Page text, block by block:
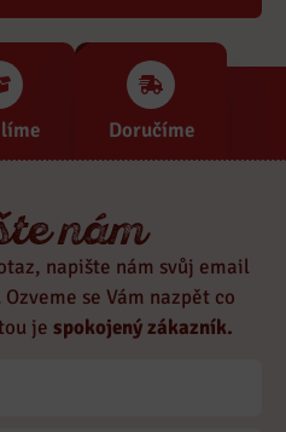
Doručíme
nám
napište nám svůj email
se Vám nazpět co
je spokojený zákazník.